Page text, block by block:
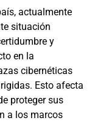
actualmente
situación
y
en la
cibernéticas
Esto afecta
proteger sus
a los marcos